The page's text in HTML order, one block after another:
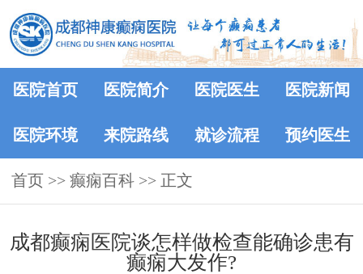
医院首页 医院简介 医院医生 医院新闻
医院环境 来院路线 就诊流程 预约医生
首页 >> 癫痫百科 >> 正文
成都癫痫医院谈怎样做检查能确诊患有
癫痫大发作?